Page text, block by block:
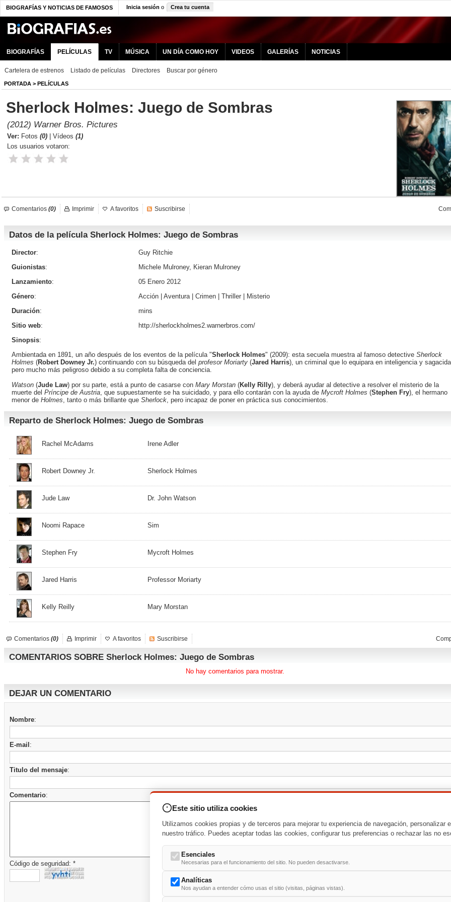
BIOGRAFÍAS Y NOTICIAS DE FAMOSOS Inicia sesión o Crea tu cuenta
BIOGRAFÍAS PELÍCULAS TV MÚSICA UN DÍA COMO HOY VIDEOS GALERÍAS NOTICIAS
Cartelera de estrenos Listado de películas Directores Buscar por género
PORTADA > PELÍCULAS
Sherlock Holmes: Juego de Sombras
(2012) Warner Bros. Pictures
Ver: Fotos (0) Vídeos (1)
Los usuarios votaron:
Comentarios (0) Imprimir A favoritos Suscribirse
Datos de la película Sherlock Holmes: Juego de Sombras
Director:
Guy Ritchie
Guionistas:
Michele Mulroney, Kieran Mulroney
Lanzamiento:
05 Enero 2012
Género: Acción Aventura| Crimen Thriller
Misterio
Duración:
mins
Sitio web:
http://sherlockholmes2.warnerbros.com/
Sinopsis:
Ambientada en 1891, un año después de los eventos de la película "Sherlock Holmes" (2009): esta secuela muestra al famoso detective Sherlock
Holmes (Robert Downey Jr.) continuando con su búsqueda del profesor Moriarty (Jared Harris), un criminal que lo equipara en inteligencia y
pero mucho más peligroso debido a su completa falta de conciencia.
Watson (Jude Law) por su parte, está a punto de casarse con Mary Morstan (Kelly Rilly), y deberá ayudar al detective a resolver el misterio de la
muerte del Príncipe de Austria, que supuestamente se ha suicidado, y para ello contarán con la ayuda de Mycroft Holmes (Stephen Fry), el hermano
menor de Holmes, tanto o más brillante que Sherlock, pero incapaz de poner en práctica sus conocimientos.
Reparto de Sherlock Holmes: Juego de Sombras
Rachel McAdams Irene Adler
Robert Downey Jr. Sherlock Holmes
Jude Law Dr. John Watson
Noomi Rapace Sim
Stephen Fry Mycroft Holmes
Jared Harris Professor Moriarty
Kelly Reilly Mary Morstan
Comentarios (0) Imprimir A favoritos Suscribirse
COMENTARIOS SOBRE Sherlock Holmes: Juego de Sombras
No hay comentarios para mostrar.
DEJAR UN COMENTARIO
Nombre:
E-mail :
Titulo del mensaje:
Comentario:
Código de seguridad: *
Este sitio utiliza cookies
Utilizamos cookies propias y de terceros para mejorar tu experiencia de navegación, personalizar
nuestro tráfico. Puedes aceptar todas las cookies, configurar tus preferencias o rechazar las no
Esenciales
Necesarias para el funcionamiento del sitio. No pueden desactivarse.
Analíticas
Nos ayudan a entender cómo usas el sitio (visitas, páginas vistas).